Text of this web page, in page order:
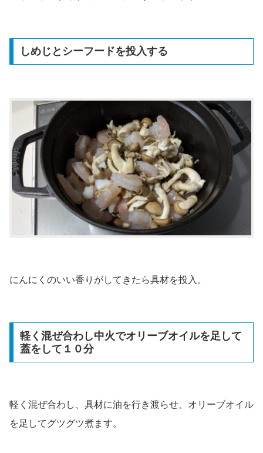
しめじとシーフードを投入する
にんにくのいい香りがしてきたら具材を投入。
軽く混ぜ合わし中火でオリーブオイルを足して
蓋をして１０分
軽く混ぜ合わし、具材に油を行き渡らせ、オリーブオイル
を足してグツグツ煮ます。